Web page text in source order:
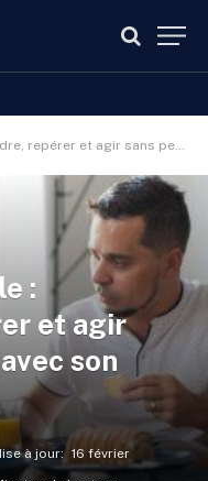
sans perdre le lien avec son enfant
:
et agir
son
à jour: 16 février